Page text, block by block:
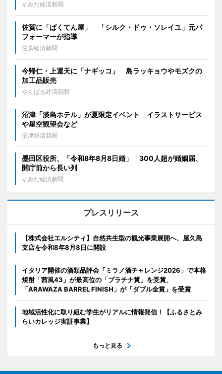
すみだ経済新聞
佐賀に「ばくてん屋」 「シルク・ドゥ・ソレイユ」元パ
フォーマーが指導
佐賀経済新聞
今帰仁・上運天に「ナギッコ」 島ラッキョウやモズクの
加工品販売
やんばる経済新聞
沼津「淡島ホテル」が夏限定イベント イラストサービス
や星空観望会など
沼津経済新聞
墨田区役所、「令和8年8月8日婚」 300人超が婚姻届、
開庁前から長い列
すみだ経済新聞
プレスリリース
【株式会社エルシティ】自然共生型の観光事業展開へ、屋久島
支店を令和8年8月8日に開設
イタリア開催の酒類品評会「ミラノ酒チャレンジ2026」で本格
焼酎「茜風43」が最高位の「プラチナ賞」を受賞、
「ARAWAZA BARREL FINISH」が「ダブル金賞」を受賞
地域活性化に取り組む学生がリアルに情報発信！【ふるさとみ
らいカレッジ実証事業】
もっと見る